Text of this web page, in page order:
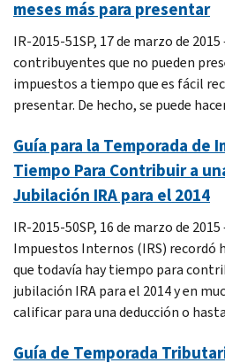
meses más para presentar
IR-2015-51SP, 17 de marzo de
contribuyentes que no pueden
impuestos a tiempo que es fácil
presentar. De hecho, se puede
Guía para la Temporada de
Tiempo Para Contribuir a
Jubilación IRA para el 2014
IR-2015-50SP, 16 de marzo de
Impuestos Internos (IRS) recordó
que todavía hay tiempo para
jubilación IRA para el 2014 y en
calificar para una deducción o
Guía de Temporada